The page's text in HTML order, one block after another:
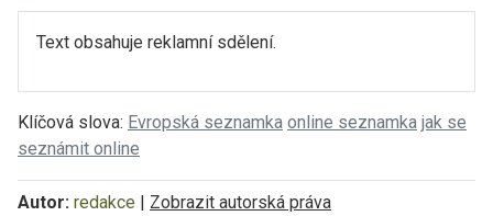
Text obsahuje reklamní sdělení.
Klíčová slova: Evropská seznamka online seznamka jak se
seznámit online
Autor: redakce | Zobrazit autorská práva